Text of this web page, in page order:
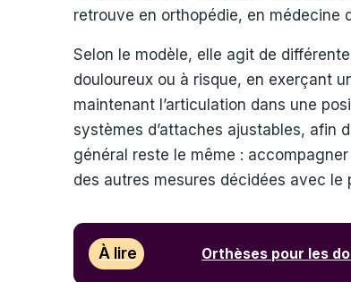
retrouve en orthopédie, en médecine
Selon le modèle, elle agit de
douloureux ou à risque, en exerçant
maintenant l’articulation dans une
systèmes d’attaches ajustables, afin
général reste le même :
des autres mesures décidées avec le
À lire Orthèses pour les